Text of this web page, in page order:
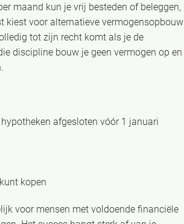
maand kun je vrij besteden of beleggen,
voor alternatieve vermogensopbouw
tot zijn recht komt als je de
discipline bouw je geen vermogen op en
afgesloten vóór 1 januari
kopen
voor mensen met voldoende financiële